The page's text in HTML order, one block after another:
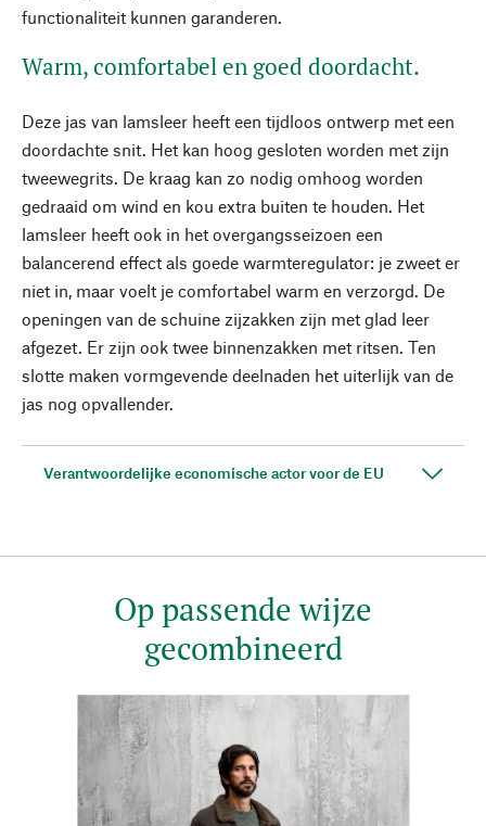
functionaliteit kunnen garanderen.
Warm, comfortabel en goed doordacht.
Deze jas van lamsleer heeft een tijdloos ontwerp met een
doordachte snit. Het kan hoog gesloten worden met zijn
tweewegrits. De kraag kan zo nodig omhoog worden
gedraaid om wind en kou extra buiten te houden. Het
lamsleer heeft ook in het overgangsseizoen een
balancerend effect als goede warmteregulator: je zweet er
niet in, maar voelt je comfortabel warm en verzorgd. De
openingen van de schuine zijzakken zijn met glad leer
afgezet. Er zijn ook twee binnenzakken met ritsen. Ten
slotte maken vormgevende deelnaden het uiterlijk van de
jas nog opvallender.
Verantwoordelijke economische actor voor de EU
Op passende wijze
gecombineerd